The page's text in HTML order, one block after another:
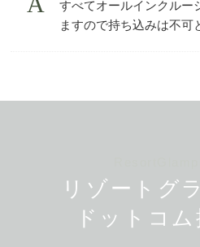
すべてオールインクルー
ますので持ち込みは不可
リゾートグ
ドットコ